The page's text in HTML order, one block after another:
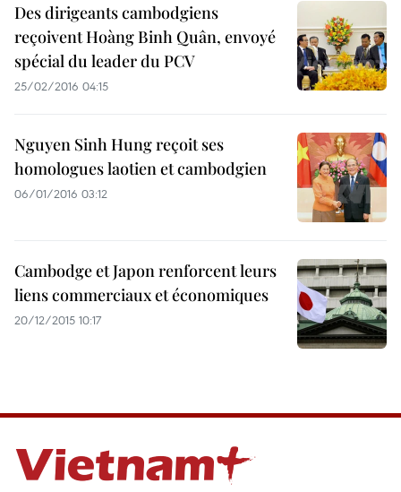
Des dirigeants cambodgiens
reçoivent Hoàng Binh Quân, envoyé
spécial du leader du PCV
25/02/2016 04:15
Nguyen Sinh Hung reçoit ses
homologues laotien et cambodgien
06/01/2016 03:12
Cambodge et Japon renforcent leurs
liens commerciaux et économiques
20/12/2015 10:17